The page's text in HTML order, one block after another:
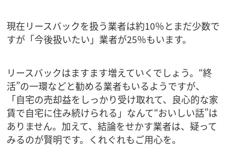
現在リースバックを扱う業者は約10％とまだ少数で
すが「今後扱いたい」業者が25％もいます。
リースバックはますます増えていくでしょう。“終
活”の一環などと勧める業者もいるようですが、
「自宅の売却益をしっかり受け取れて、良心的な家
賃で自宅に住み続けられる」なんて“おいしい話”は
ありません。加えて、結論をせかす業者は、疑って
みるのが賢明です。くれぐれもご用心を。